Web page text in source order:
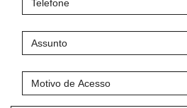
de
Acesso
Mensagem